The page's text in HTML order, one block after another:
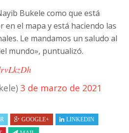
Bukele como que está
en el mapa y está haciendo las
Le mandamos un saludo al
mundo», puntualizó.
3 de marzo de 2021
GOOGLE+
LINKEDIN